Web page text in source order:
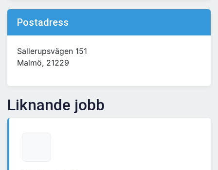
Postadress
Sallerupsvägen 151
Malmö, 21229
Liknande jobb